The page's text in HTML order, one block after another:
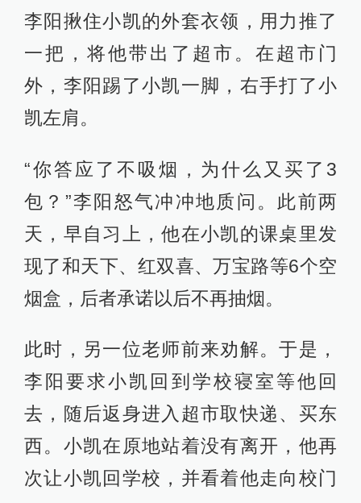
李阳揪住小凯的外套衣领，用力推了
一把，将他带出了超市。在超市门
外，李阳踢了小凯一脚，右手打了小
凯左肩。
“你答应了不吸烟，为什么又买了3
包？”李阳怒气冲冲地质问。此前两
天，早自习上，他在小凯的课桌里发
现了和天下、红双喜、万宝路等6个空
烟盒，后者承诺以后不再抽烟。
此时，另一位老师前来劝解。于是，
李阳要求小凯回到学校寝室等他回
去，随后返身进入超市取快递、买东
西。小凯在原地站着没有离开，他再
次让小凯回学校，并看着他走向校门